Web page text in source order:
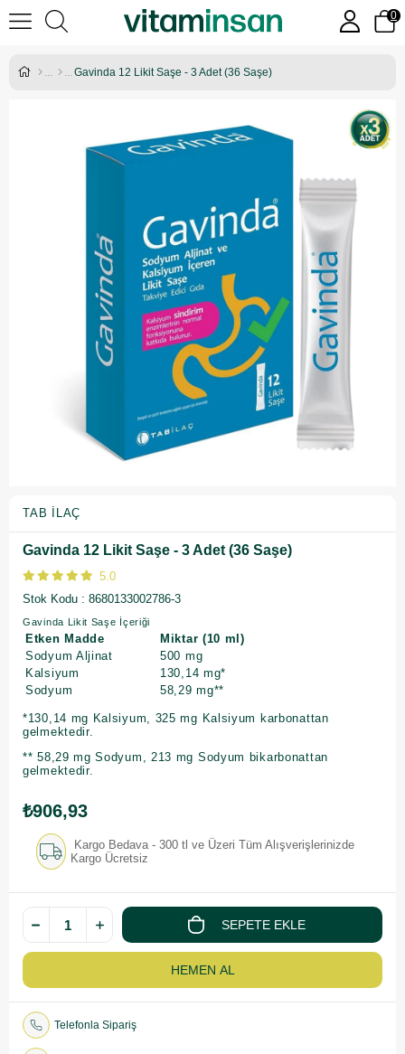
0
Gavinda 12 Likit Saşe - 3 Adet (36 Saşe)
TAB İLAÇ
Gavinda 12 Likit Saşe - 3 Adet (36 Saşe)
5.0
Stok Kodu
8680133002786-3
Gavinda Likit Saşe İçeriği
Etken Madde
Miktar (10 ml)
Sodyum Aljinat
500 mg
Kalsiyum
130,14 mg*
Sodyum
58,29 mg**
*130,14 mg Kalsiyum, 325 mg Kalsiyum karbonattan
gelmektedir.
** 58,29 mg Sodyum, 213 mg Sodyum bikarbonattan
gelmektedir.
₺906,93
Kargo Bedava - 300 tl ve Üzeri Tüm Alışverişlerinizde
Kargo Ücretsiz
Telefonla Sipariş